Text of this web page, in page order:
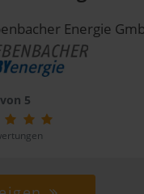
Energie
5